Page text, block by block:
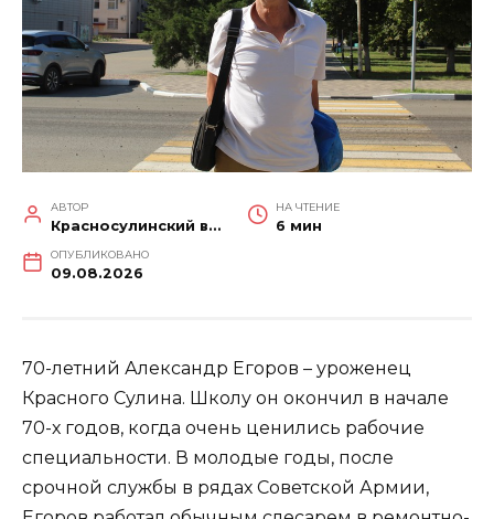
АВТОР
Красносулинский вестник
НА ЧТЕНИЕ
6 мин
ОПУБЛИКОВАНО
09.08.2026
70-летний Александр Егоров – уроженец
Красного Сулина. Школу он окончил в начале
70-х годов, когда очень ценились рабочие
специальности. В молодые годы, после
срочной службы в рядах Советской Армии,